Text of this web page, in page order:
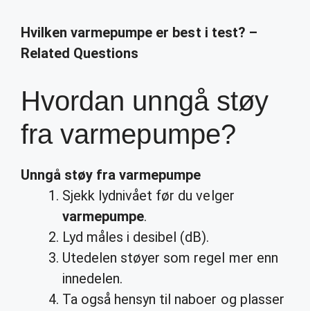
Hvilken varmepumpe er best i test? –
Related Questions
Hvordan unngå støy
fra varmepumpe?
Unngå støy fra varmepumpe
Sjekk lydnivået før du velger
varmepumpe.
Lyd måles i desibel (dB).
Utedelen støyer som regel mer enn
innedelen.
Ta også hensyn til naboer og plasser